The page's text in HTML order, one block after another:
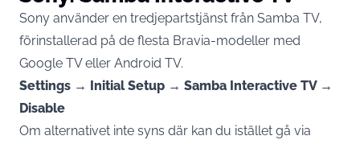
Sony använder en tredjepartstjänst från Samba TV,
förinstallerad på de flesta Bravia-modeller med
Google TV eller Android TV.
Settings → Initial Setup → Samba Interactive TV →
Disable
Om alternativet inte syns där kan du istället gå via